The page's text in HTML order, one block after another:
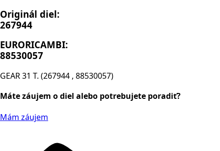
Originál diel:
267944
EURORICAMBI:
88530057
GEAR 31 T. (267944 , 88530057)
Máte záujem o diel alebo potrebujete poradiť?
Mám záujem